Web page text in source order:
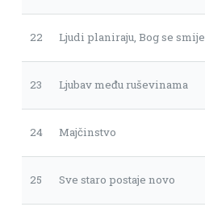
22 Ljudi planiraju, Bog se smije
23 Ljubav među ruševinama
24 Majčinstvo
25 Sve staro postaje novo